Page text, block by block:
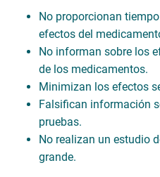
No proporcionan
efectos del
No informan sobre los
de los medicamentos.
Minimizan los efectos
Falsifican información
pruebas.
No realizan un estudio
grande.